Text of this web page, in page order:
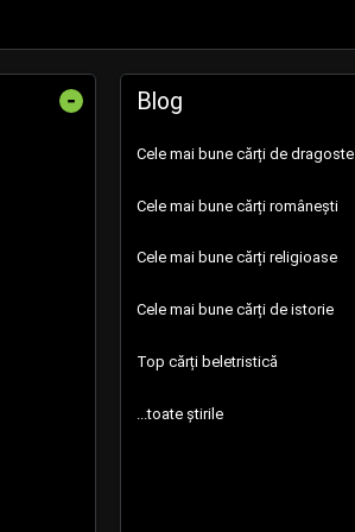
- Blog
Cele mai bune cărți de dragoste
Cele mai bune cărți românești
Cele mai bune cărți religioase
Cele mai bune cărți de istorie
Top cărți beletristică
...toate știrile